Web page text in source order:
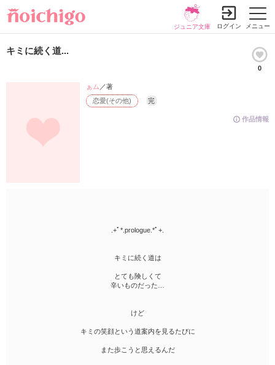
メニュー
ジュニア文庫 ログイン
キミに続く道...
0
作品情報
恋愛(その他) 完
ぁム ／著
.+ﾟ*.prologue.*ﾟ+.
キミに続く道は
とても険しくて
辛いものだった…
けど
キミの笑顔という道案内を見るたびに
また歩こうと思えるんだ